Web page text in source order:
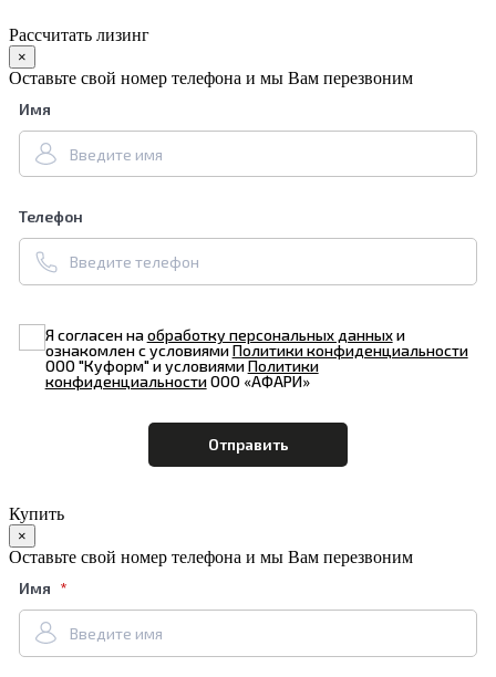
Рассчитать лизинг
×
Оставьте свой номер телефона и мы Вам перезвоним
Имя
Телефон
Я согласен наобработку персональных данныхи
ознакомлен с условиямиПолитики конфиденциальности
ООО "Куформ" и условиямиПолитики
конфиденциальностиООО «АФАРИ»
Купить
×
Оставьте свой номер телефона и мы Вам перезвоним
Имя